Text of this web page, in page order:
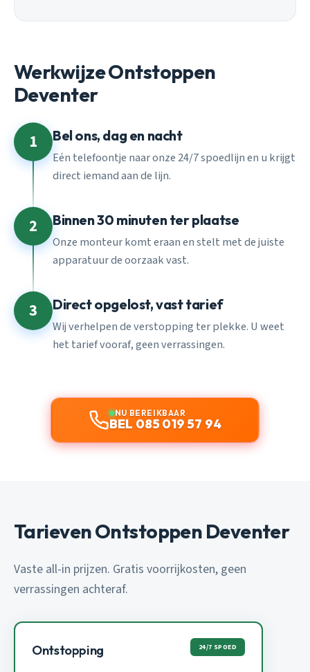
Werkwijze Ontstoppen
Deventer
1 Bel ons, dag en nacht
Eén telefoontje naar onze 24/7 spoedlijn en u krijgt
direct iemand aan de lijn.
2 Binnen 30 minuten ter plaatse
Onze monteur komt eraan en stelt met de juiste
apparatuur de oorzaak vast.
3 Direct opgelost, vast tarief
Wij verhelpen de verstopping ter plekke. U weet
het tarief vooraf, geen verrassingen.
NU BEREIKBAAR
BEL 085 019 57 94
Tarieven Ontstoppen Deventer
Vaste all-in prijzen. Gratis voorrijkosten, geen
verrassingen achteraf.
Ontstopping 24/7 SPOED